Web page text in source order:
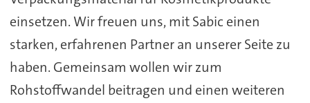
einsetzen. Wir freuen uns, mit Sabic einen
starken, erfahrenen Partner an unserer Seite zu
haben. Gemeinsam wollen wir zum
Rohstoffwandel beitragen und einen weiteren